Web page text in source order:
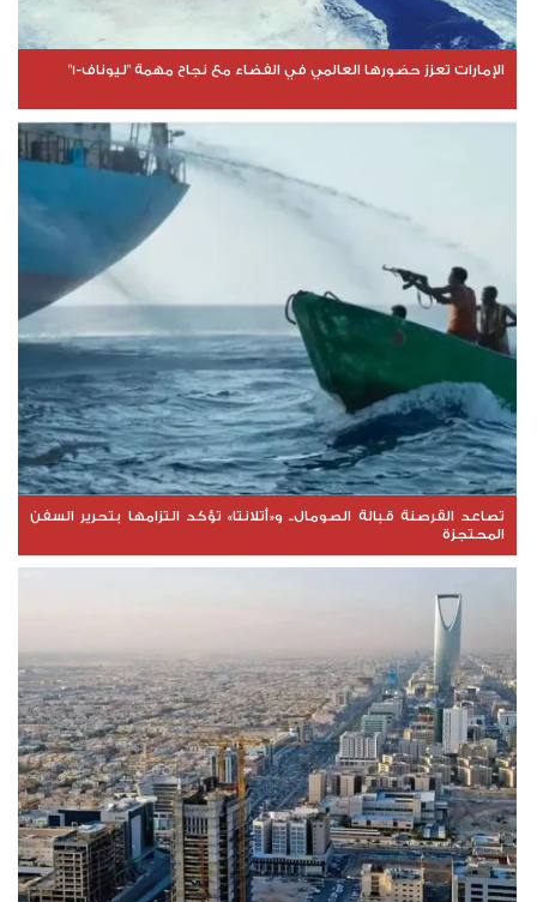
الإمارات تعزز حضورها العالمي في الفضاء مع نجاح مهمة "ليوناف-1"
تصاعد القرصنة قبالة الصومال.. و«أتلانتا» تؤكد التزامها بتحرير السفن
المحتجزة